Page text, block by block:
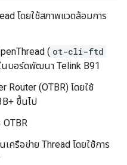
โดยใช้สภาพแวดล้อมการ
( ot-cli-ftd
นบอร์ดพัฒนา Telink B91
Router (OTBR) โดยใช้
ขึ้นไป
OTBR
ครือข่าย Thread โดยใช้การ